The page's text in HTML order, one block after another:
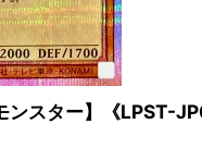
ンスター】《LPST-